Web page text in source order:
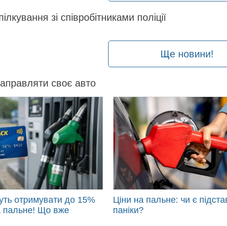
зі співробітниками поліції
Ще новини!
своє авто
отримувати до 15%
пальне! Що вже
Ціни на пальне: чи є
паніки?